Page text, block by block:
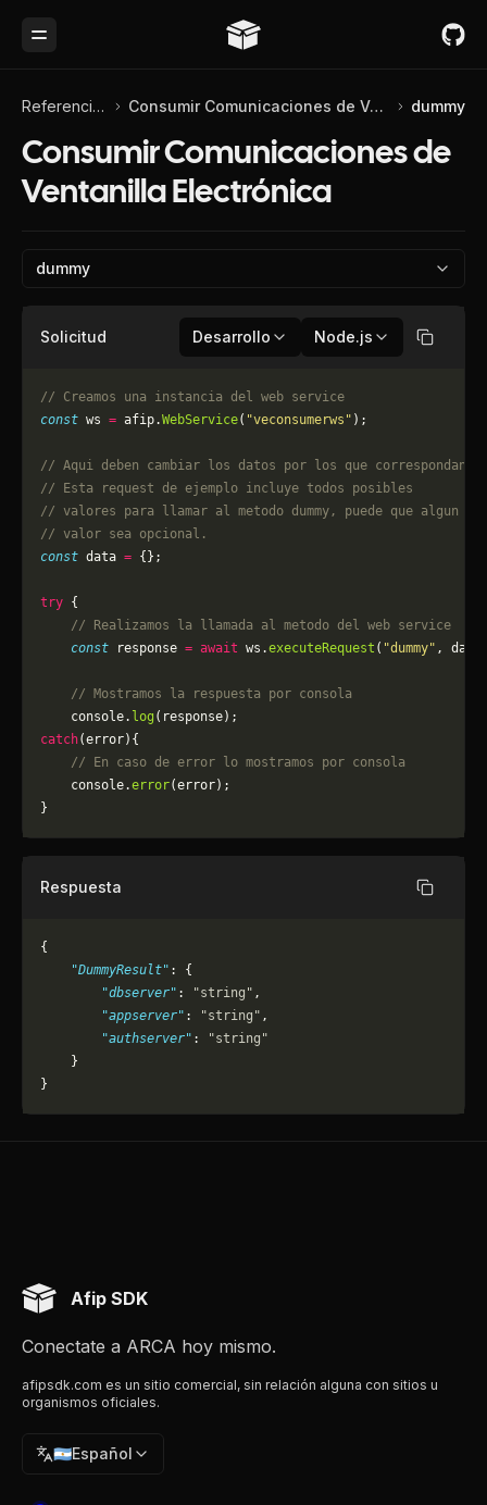
Toggle Menu
Referencia de API Consumir Comunicaciones de Ventanilla Electrónica dummy
Consumir Comunicaciones de
Ventanilla Electrónica
dummy
Solicitud Desarrollo Node.js Copiar
// Creamos una instancia del web service
const ws = afip.WebService( "veconsumerws" );
// Aqui deben cambiar los datos por los que correspondan.
// Esta request de ejemplo incluye todos posibles
// valores para llamar al metodo dummy, puede que algun
// valor sea opcional.
const data = {};
try {
    // Realizamos la llamada al metodo del web service
    const
response = await ws.executeRequest ( "dummy" ,
    // Mostramos la respuesta por consola
    console.
log (response);
catch(error){
    // En caso de error lo mostramos por consola
	console.
error(error);
}
Respuesta Copiar
{
    "DummyResult"
: {
        "dbserver"
: "string" ,
        "appserver"
: "string" ,
        "authserver"
:
"string"
    }
}
Afip SDK
Conectate a ARCA hoy mismo.
afipsdk.com es un sitio comercial, sin relación alguna con sitios u
organismos oficiales.
🇦🇷Español